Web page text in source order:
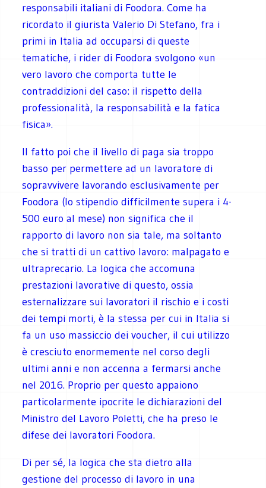
responsabili italiani di Foodora. Come ha
ricordato il giurista Valerio Di Stefano, fra i
primi in Italia ad occuparsi di queste
tematiche, i rider di Foodora svolgono «un
vero lavoro che comporta tutte le
contraddizioni del caso: il rispetto della
professionalità, la responsabilità e la fatica
fisica».
Il fatto poi che il livello di paga sia troppo
basso per permettere ad un lavoratore di
sopravvivere lavorando esclusivamente per
Foodora (lo stipendio difficilmente supera i 4-
500 euro al mese) non significa che il
rapporto di lavoro non sia tale, ma soltanto
che si tratti di un cattivo lavoro: malpagato e
ultraprecario. La logica che accomuna
prestazioni lavorative di questo, ossia
esternalizzare sui lavoratori il rischio e i costi
dei tempi morti, è la stessa per cui in Italia si
fa un uso massiccio dei voucher, il cui utilizzo
è cresciuto enormemente nel corso degli
ultimi anni e non accenna a fermarsi anche
nel 2016. Proprio per questo appaiono
particolarmente ipocrite le dichiarazioni del
Ministro del Lavoro Poletti, che ha preso le
difese dei lavoratori Foodora.
Di per sé, la logica che sta dietro alla
gestione del processo di lavoro in una